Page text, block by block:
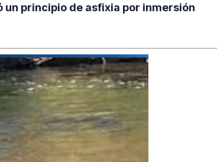
un principio de asfixia por inmersión